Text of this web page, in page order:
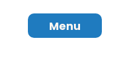
Menu